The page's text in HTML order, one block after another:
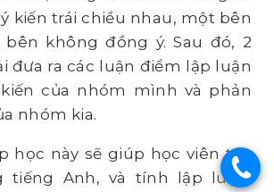
kiến trái chiều nhau, một bên
không đồng ý. Sau đó, 2
đưa ra các luận điểm lập luận
của nhóm mình và phản
nhóm kia.
học này sẽ giúp học viên tạo
tiếng Anh, và tính lập luận,
.